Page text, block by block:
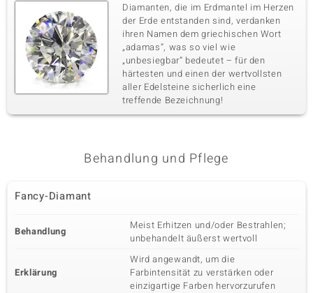
Diamanten, die im Erdmantel im Herzen
der Erde entstanden sind, verdanken
ihren Namen dem griechischen Wort
„adamas“, was so viel wie
„unbesiegbar“ bedeutet – für den
härtesten und einen der wertvollsten
aller Edelsteine sicherlich eine
treffende Bezeichnung!
Behandlung und Pflege
Fancy-Diamant
Behandlung
Meist Erhitzen und/oder Bestrahlen;
unbehandelt äußerst wertvoll
Erklärung
Wird angewandt, um die
Farbintensität zu verstärken oder
einzigartige Farben hervorzurufen